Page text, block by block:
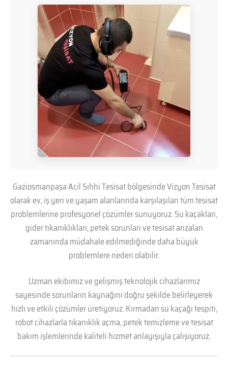
Gaziosmanpaşa Acil Sıhhi Tesisat bölgesinde Vizyon Tesisat
olarak ev, iş yeri ve yaşam alanlarında karşılaşılan tüm tesisat
problemlerine profesyonel çözümler sunuyoruz. Su kaçakları,
gider tıkanıklıkları, petek sorunları ve tesisat arızaları
zamanında müdahale edilmediğinde daha büyük
problemlere neden olabilir.
Uzman ekibimiz ve gelişmiş teknolojik cihazlarımız
sayesinde sorunların kaynağını doğru şekilde belirleyerek
hızlı ve etkili çözümler üretiyoruz. Kırmadan su kaçağı tespiti,
robot cihazlarla tıkanıklık açma, petek temizleme ve tesisat
bakım işlemlerinde kaliteli hizmet anlayışıyla çalışıyoruz.